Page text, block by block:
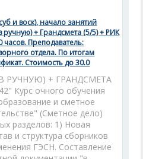
и воск), начало занятий
+ Грандсмета (5/5) + РИК
Преподаватель:
отдела. По итогам
Стоимость до 30.0
РУЧНУЮ) + ГРАНДСМЕТА
Курс очного обучения
и сметное
(Сметное дело)
разделов: 1) Новая
и структура сборников
ГЭСН. Составление